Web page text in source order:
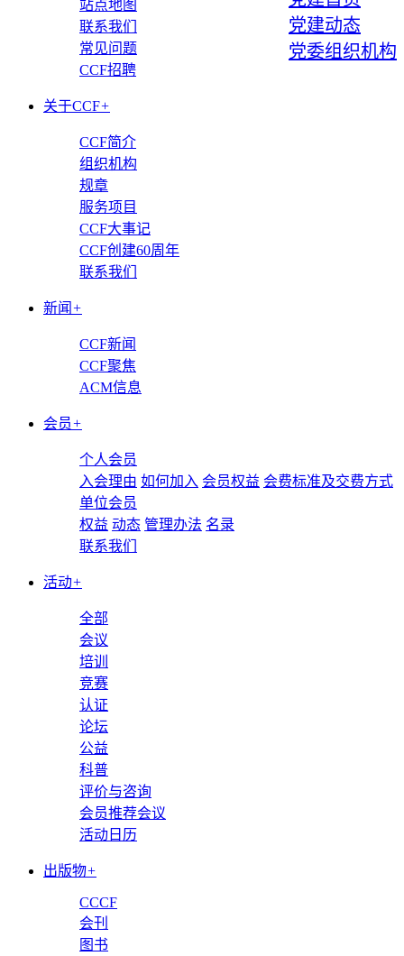
党建动态
党委组织机构
站点地图
联系我们
常见问题
CCF招聘
关于CCF+
CCF简介
组织机构
规章
服务项目
CCF大事记
CCF创建60周年
联系我们
新闻 +
CCF新闻
CCF聚焦
ACM信息
会员+
个人会员
入会理由 如何加入 会员权益 会费标准及交费方式
单位会员
权益 动态 管理办法 名录
联系我们
活动+
全部
会议
培训
竞赛
认证
论坛
公益
科普
评价与咨询
会员推荐会议
活动日历
出版物+
CCCF
会刊
图书